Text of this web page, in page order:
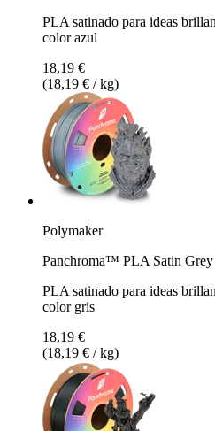
PLA satinado para ideas
color azul
18,19 €
(18,19 € / kg)
Polymaker
Panchroma™ PLA Satin Grey
PLA satinado para ideas
color gris
18,19 €
(18,19 € / kg)